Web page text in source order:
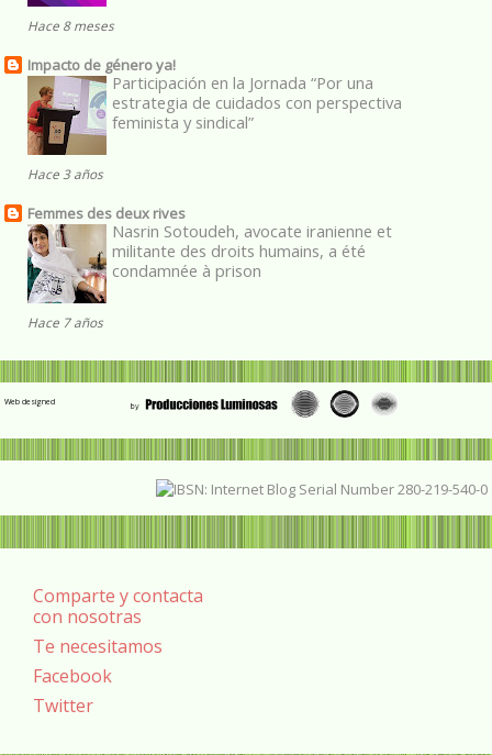
Hace 8 meses
Impacto de género ya!
Participación en la Jornada “Por una
estrategia de cuidados con perspectiva
feminista y sindical”
Hace 3 años
Femmes des deux rives
Nasrin Sotoudeh, avocate iranienne et
militante des droits humains, a été
condamnée à prison
Hace 7 años
Web designed
Comparte y contacta
con nosotras
Te necesitamos
Facebook
Twitter